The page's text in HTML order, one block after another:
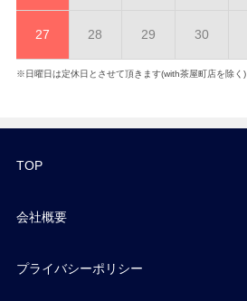
27 28 29 30
※日曜日は定休日とさせて頂きます(with茶屋町店を除く)
TOP
会社概要
プライバシーポリシー